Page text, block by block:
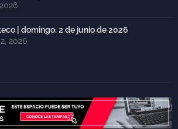
| domingo, 2 de junio de 2026
2026